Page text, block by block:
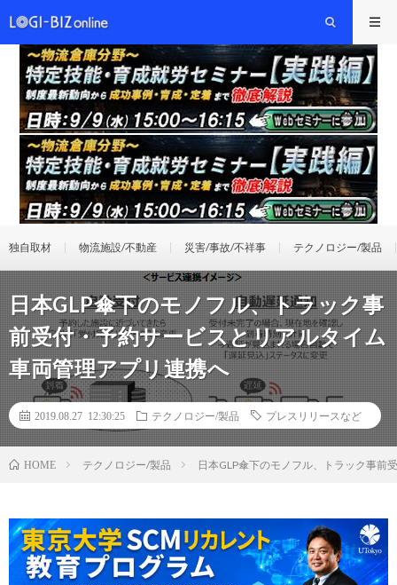
独自取材 物流施設/不動産 災害/事故/不祥事 テクノロジー/製品
日本GLP傘下のモノフル、トラック事
前受付・予約サービスとリアルタイム
車両管理アプリ連携へ
2019.08.27 12:30:25 テクノロジー/製品 プレスリリースなど
HOME テクノロジー/製品 日本GLP傘下のモノフル、トラック事前